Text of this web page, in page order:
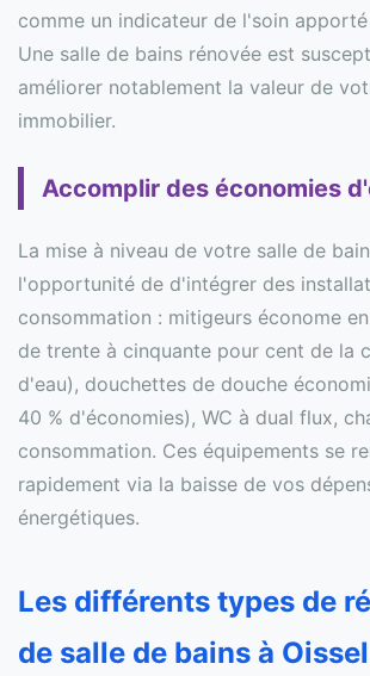
comme un indicateur de l'soin
Une salle de bains rénovée est
améliorer notablement la valeur de
immobilier.
Accomplir des économies
La mise à niveau de votre salle de
l'opportunité de d'intégrer des
consommation : mitigeurs économe
de trente à cinquante pour cent de la
d'eau), douchettes de douche
40 % d'économies), WC à dual flux,
consommation. Ces équipements se
rapidement via la baisse de vos
énergétiques.
Les différents types de
de salle de bains à Oissel